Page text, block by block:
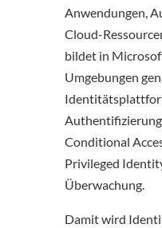
Anwendungen,
Cloud-
bildet in
Umgebungen
Conditional
Privileged
Überwachung.
Damit wird